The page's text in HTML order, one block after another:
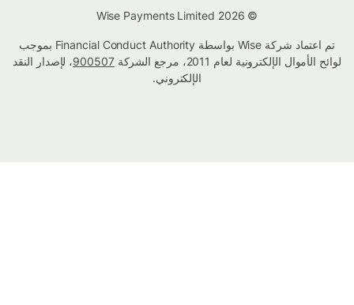
تم اعتماد شركة Wise بواسطة Financial Conduct Authority بموجب
لوائح الأموال الإلكترونية لعام 2011، مرجع الشركة
900507، لإصدار النقد
الإلكتروني.